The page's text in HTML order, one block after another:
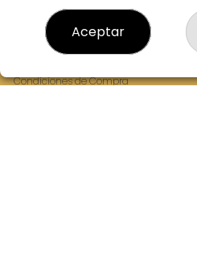
Aviso Legal
Política de Privacidad
Condiciones de Compra
Aceptar